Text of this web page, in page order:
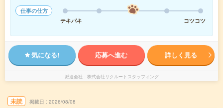
仕事の仕方
テキパキ
コツコツ
気になる! 応募へ進む 詳しく見る
派遣会社 株式会社リクルートスタッフィング
未読 掲載日 2026/08/08